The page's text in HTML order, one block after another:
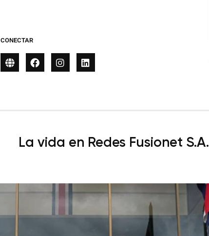
CONECTAR
La vida en Redes Fusionet S.A.